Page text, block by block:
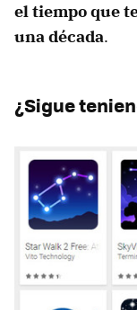
el tiempo que
una década.
¿Sigue